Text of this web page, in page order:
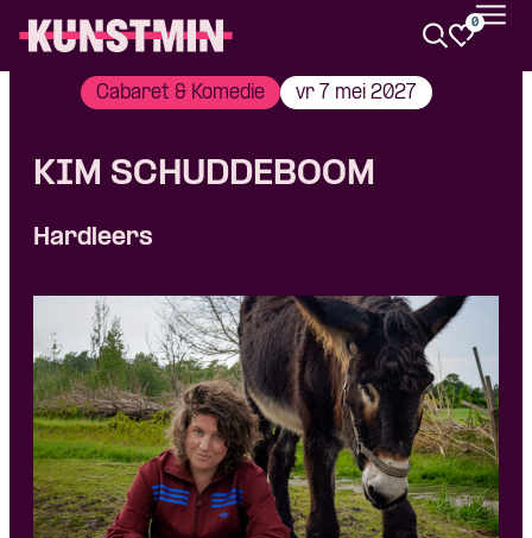
0
Cabaret & Komedie vr 7 mei 2027
KIM SCHUDDEBOOM
Hardleers